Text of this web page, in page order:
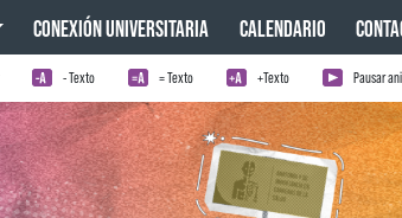
CONEXIÓN UNIVERSITARIA CALENDARIO
- Texto = Texto +Texto Pausar